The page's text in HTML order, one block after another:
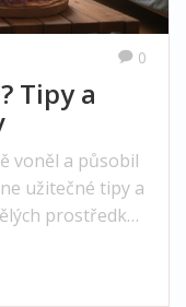
0
Tipy a
voněl a působil
užitečné tipy a
prostředků
svíček po
se, jak docílit